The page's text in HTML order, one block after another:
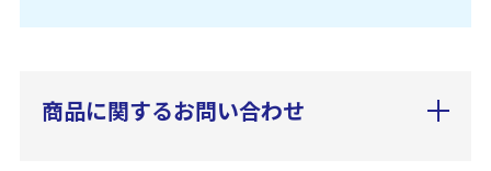
商品に関するお問い合わせ